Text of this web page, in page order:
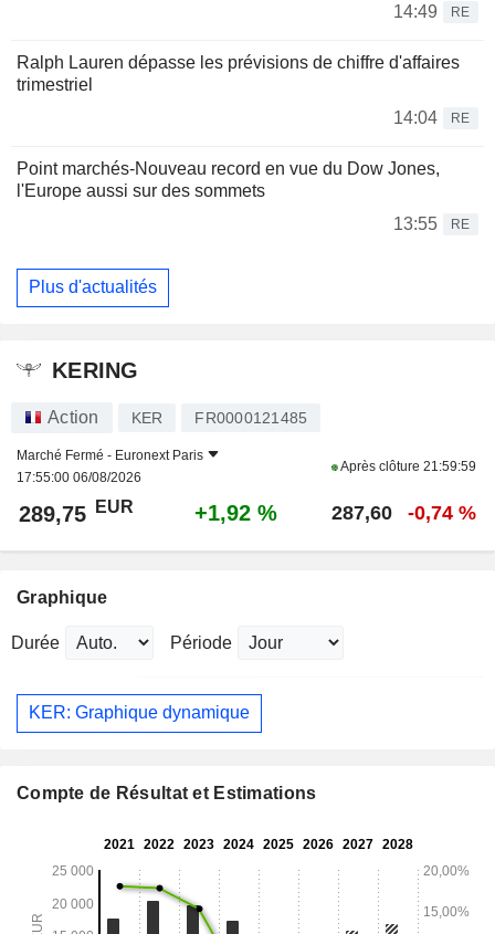
14:49
RE
Ralph Lauren dépasse les prévisions de chiffre d'affaires
trimestriel
14:04
RE
Point marchés-Nouveau record en vue du Dow Jones,
l'Europe aussi sur des sommets
13:55
RE
Plus d'actualités
KERING
Action KER FR0000121485
Marché Fermé - Euronext Paris
17:55:00 06/08/2026
Après clôture 21:59:59
289,75 EUR +1,92 % 287,60 -0,74 %
Graphique
Durée Période
KER: Graphique dynamique
Compte de Résultat et Estimations